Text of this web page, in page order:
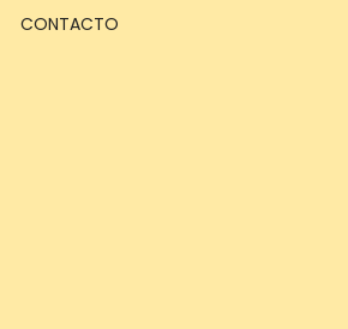
CONTACTO